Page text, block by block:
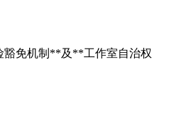
豁免机制**及**工作室自治权